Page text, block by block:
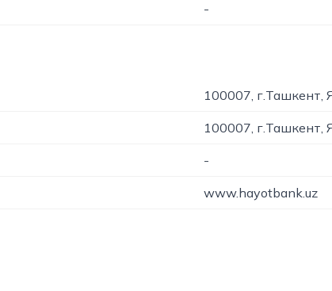
-
100007, г.Ташкент,
100007, г.Ташкент,
-
www.hayotbank.uz